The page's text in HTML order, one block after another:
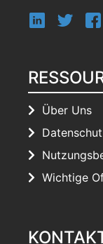
Über Uns
Wichtige